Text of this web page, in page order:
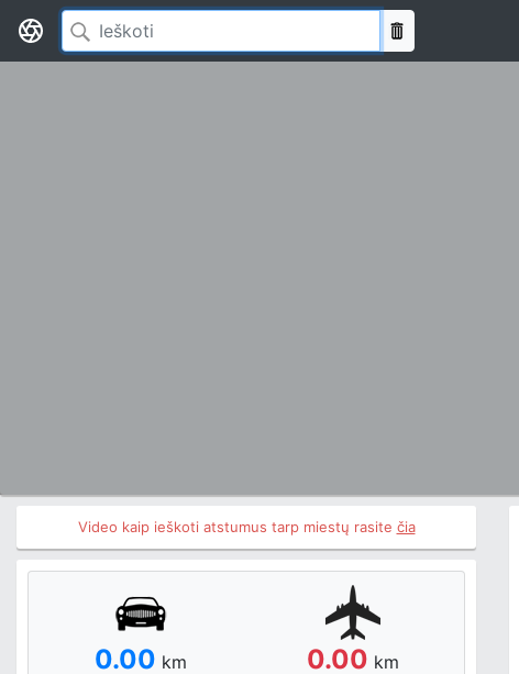
Video kaip ieškoti atstumus tarp miestų rasite čia
0.00 km 0.00 km